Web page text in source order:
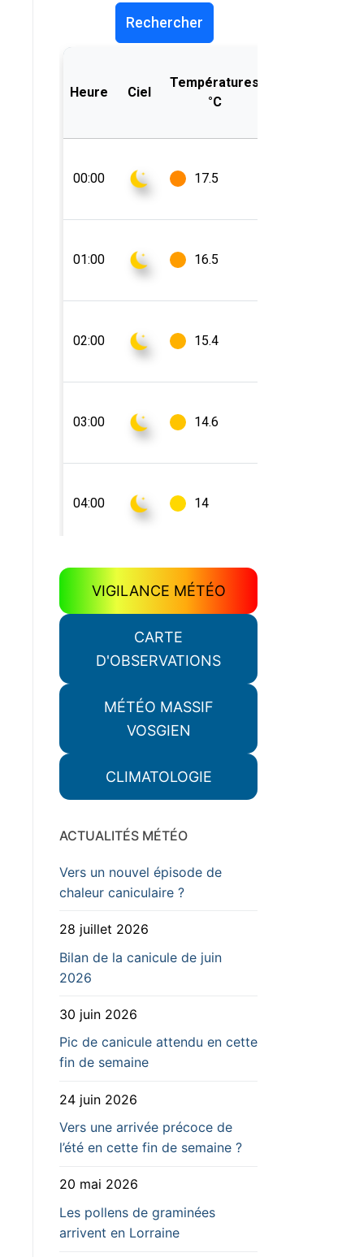
VIGILANCE MÉTÉO
CARTE
D'OBSERVATIONS
MÉTÉO MASSIF
VOSGIEN
CLIMATOLOGIE
ACTUALITÉS MÉTÉO
Vers un nouvel épisode de
chaleur caniculaire ?
28 juillet 2026
Bilan de la canicule de juin
2026
30 juin 2026
Pic de canicule attendu en cette
fin de semaine
24 juin 2026
Vers une arrivée précoce de
l’été en cette fin de semaine ?
20 mai 2026
Les pollens de graminées
arrivent en Lorraine